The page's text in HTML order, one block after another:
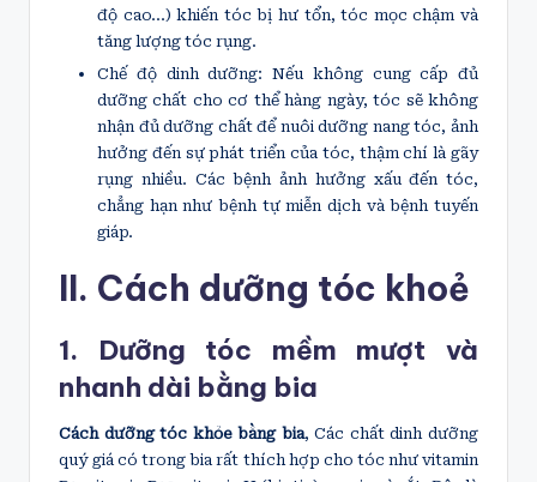
độ cao…) khiến tóc bị hư tổn, tóc mọc chậm và
tăng lượng tóc rụng.
Chế độ dinh dưỡng: Nếu không cung cấp đủ
dưỡng chất cho cơ thể hàng ngày, tóc sẽ không
nhận đủ dưỡng chất để nuôi dưỡng nang tóc, ảnh
hưởng đến sự phát triển của tóc, thậm chí là gãy
rụng nhiều. Các bệnh ảnh hưởng xấu đến tóc,
chẳng hạn như bệnh tự miễn dịch và bệnh tuyến
giáp.
II. Cách dưỡng tóc khoẻ
1. Dưỡng tóc mềm mượt và
nhanh dài bằng bia
Cách dưỡng tóc khỏe bằng bia, Các chất dinh dưỡng
quý giá có trong bia rất thích hợp cho tóc như vitamin